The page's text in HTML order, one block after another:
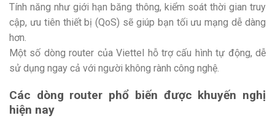
Tính năng như giới hạn băng thông, kiểm soát thời gian truy
cập, ưu tiên thiết bị (QoS) sẽ giúp bạn tối ưu mạng dễ dàng
hơn.
Một số dòng router của Viettel hỗ trợ cấu hình tự động, dễ
sử dụng ngay cả với người không rành công nghệ.
Các dòng router phổ biến được khuyến nghị
hiện nay